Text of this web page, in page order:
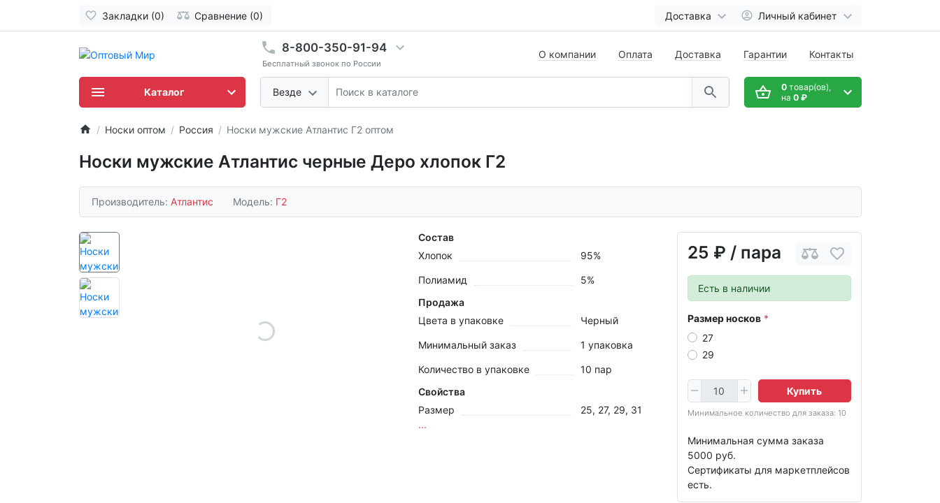
Закладки (0) Сравнение (0) Доставка Личный кабинет
8-800-350-91-94
Бесплатный звонок по России
Везде
О компании Оплата Доставка Гарантии Контакты
0товар(ов),
на 0 ₽
Каталог
Носки оптом Россия Носки мужские Атлантис Г2 оптом
Носки мужские Атлантис черные Деро хлопок Г2
Производитель: Атлантис Модель: Г2
25 ₽ / пара
Есть в наличии
Размер носков
27
29
Купить
Минимальное количество для заказа: 10
Минимальная сумма заказа
5000 руб.
Сертификаты для маркетплейсов
есть.
Состав
Хлопок
95%
Полиамид
5%
Продажа
Цвета в упаковке
Черный
Минимальный заказ 1 упаковка
Количество в упаковке
10 пар
Свойства
Размер
25, 27, 29, 31
...